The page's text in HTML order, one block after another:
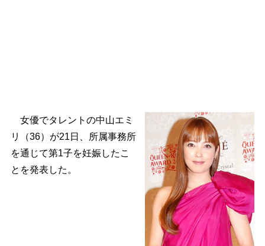
女優でタレントの中山エミ
リ（36）が21日、所属事務所
を通じて第1子を妊娠したこ
とを発表した。